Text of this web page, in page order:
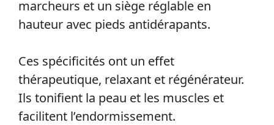
marcheurs et un siège réglable en
hauteur avec pieds antidérapants.
Ces spécificités ont un effet
thérapeutique, relaxant et régénérateur.
Ils tonifient la peau et les muscles et
facilitent l’endormissement.